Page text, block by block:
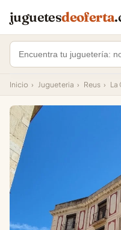
juguetesdeoferta
Inicio › Jugueteria › Reus › La